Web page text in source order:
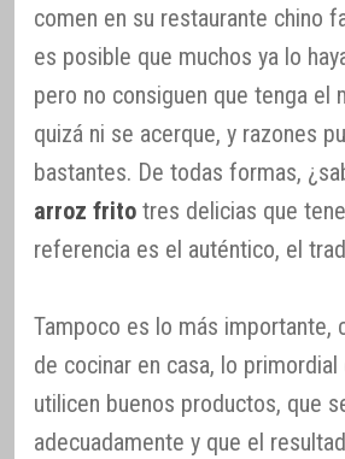
comen en su restaurante chino
es posible que muchos ya lo
pero no consiguen que tenga el
quizá ni se acerque, y razones
bastantes. De todas formas,
arroz frito tres delicias que
referencia es el auténtico, el
Tampoco es lo más importante,
de cocinar en casa, lo
utilicen buenos productos, que
adecuadamente y que el